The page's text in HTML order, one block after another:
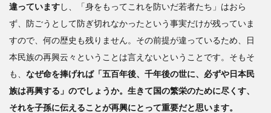
違っていますし、「身をもってこれを防いだ若者たち」はおら
ず、防ごうとして防ぎ切れなかったという事実だけが残っていま
すので、何の歴史も残りません。その前提が違っているため、日
本民族の再興云々ということは言えないということです。そもそ
も、 なぜ命を捧げれば「五百年後、千年後の世に、必ずや日本民
族は再興する」のでしょうか。生きて国の繁栄のために尽くす、
それを子孫に伝えることが再興にとって重要だと思います。